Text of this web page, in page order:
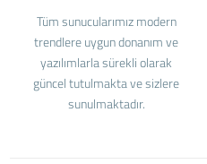
Tüm sunucularımız modern
trendlere uygun donanım ve
yazılımlarla sürekli olarak
güncel tutulmakta ve sizlere
sunulmaktadır.